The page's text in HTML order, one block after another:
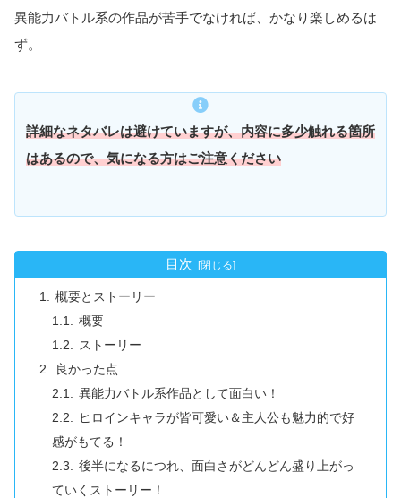
異能力バトル系の作品が苦手でなければ、かなり楽しめるは
ず。
詳細なネタバレは避けていますが、内容に多少触れる箇所
はあるので、気になる方はご注意ください
目次
概要とストーリー
概要
ストーリー
良かった点
異能力バトル系作品として面白い！
ヒロインキャラが皆可愛い＆主人公も魅力的で好
感がもてる！
後半になるにつれ、面白さがどんどん盛り上がっ
ていくストーリー！